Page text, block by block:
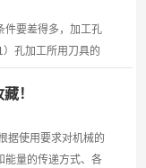
件要差得多，加工孔
孔加工所用刀具的
时，孔加工的尺...
！
据使用要求对机械的
能量的传递方式、各